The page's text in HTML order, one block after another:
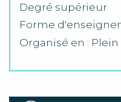
Degré supérieur
Forme
Organisé en :